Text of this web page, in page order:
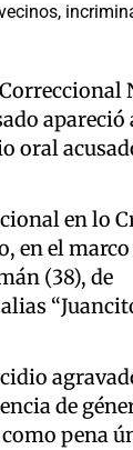
apareció
oral
en lo
en el marco
(38), de
de
pena